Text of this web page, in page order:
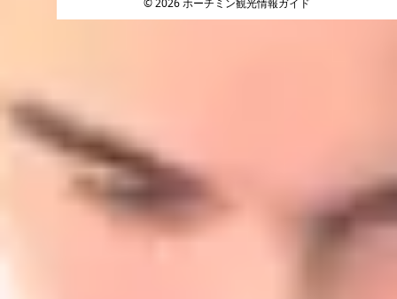
© 2026 ホーチミン観光情報ガイド